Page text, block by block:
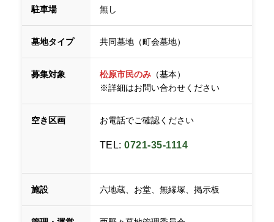
駐車場 無し
墓地タイプ 共同墓地（町会墓地）
募集対象 松原市民のみ（基本）
※詳細はお問い合わせください
空き区画 お電話でご確認ください
TEL:0721-35-1114
施設 六地蔵、お堂、無縁塚、掲示板